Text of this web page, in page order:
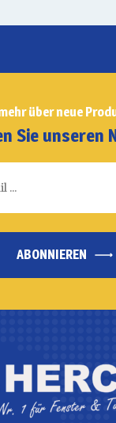
über neue
Sie unseren
ABONNIEREN